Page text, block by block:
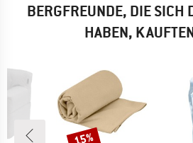
BERGFREUNDE, DIE SICH
HABEN,
Rabatt
15%